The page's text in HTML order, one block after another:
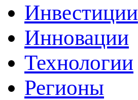
Инвестиции
Инновации
Технологии
Регионы